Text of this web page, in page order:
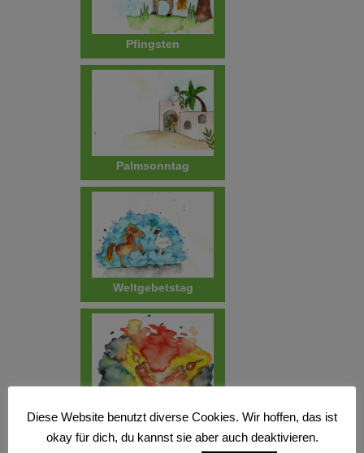
Pfingsten
Palmsonntag
Weltgebetstag
Diese Website benutzt diverse Cookies. Wir hoffen, das ist
okay für dich, du kannst sie aber auch deaktivieren.